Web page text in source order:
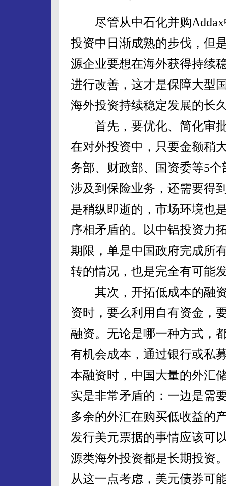
尽管从中石化并购Addax
投资中日渐成熟的步伐，但
源企业要想在海外获得持续
进行改善，这才是保障大型
海外投资持续稳定发展的长
首先，要优化、简化审批
在对外投资中，只要金额稍
务部、财政部、国资委等5
涉及到保险业务，还需要得
是稍纵即逝的，市场环境也
序相矛盾的。以中铝投资力
期限，单是中国政府完成所
转的情况，也是完全有可能
其次，开拓低成本的融资
资时，要么利用自有资金，
融资。无论是哪一种方式，
有机会成本，通过银行或私
本融资时，中国大量的外汇
实是非常矛盾的：一边是需
多余的外汇在购买低收益的
发行美元票据的事情应该可
源类海外投资都是长期投资
从这一点考虑，美元债券可